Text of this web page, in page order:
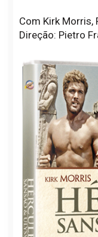
Com Kirk Morris,
Direção: Pietro